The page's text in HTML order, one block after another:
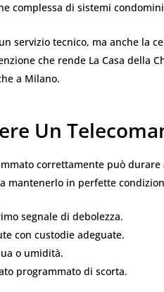
complessa di sistemi
servizio tecnico, ma anche la
che rende La Casa della
a Milano.
Un
correttamente può
mantenerlo in perfette
segnale di debolezza.
con custodie adeguate.
o umidità.
programmato di scorta.